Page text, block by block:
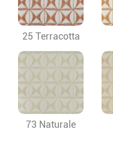
25 Terracotta
73 Naturale